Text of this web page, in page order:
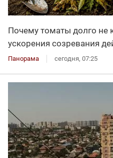
Почему томаты долго не
ускорения созревания
Панорама сегодня, 07:25